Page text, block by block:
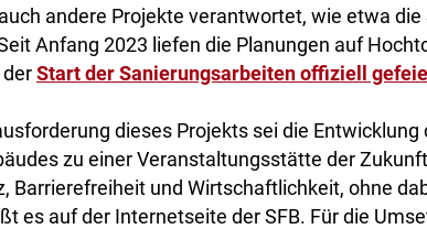
andere Projekte verantwortet, wie etwa
Anfang 2023 liefen die Planungen auf
Start der Sanierungsarbeiten offiziell
dieses Projekts sei die Entwicklung
zu einer Veranstaltungsstätte der
Barrierefreiheit und Wirtschaftlichkeit, ohne
es auf der Internetseite der SFB. Für die